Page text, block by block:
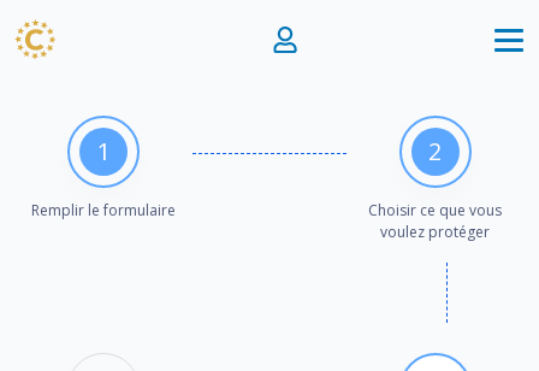
1
Remplir le formulaire
2
Choisir ce que vous
voulez protéger